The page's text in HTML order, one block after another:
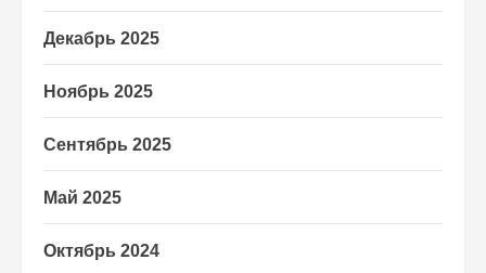
Декабрь 2025
Ноябрь 2025
Сентябрь 2025
Май 2025
Октябрь 2024